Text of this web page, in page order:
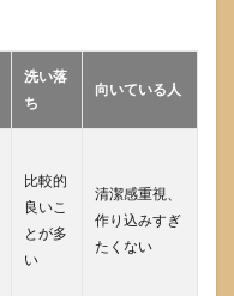
洗い落
ち
向いている人
比較的
良いこ
とが多
い
清潔感重視、
作り込みすぎ
たくない